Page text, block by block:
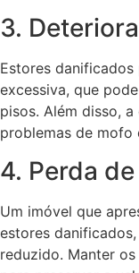
3.
Estores
excessiva, que
pisos. Além disso,
problemas de mofo
4. Perda
Um imóvel que
estores
reduzido. Manter